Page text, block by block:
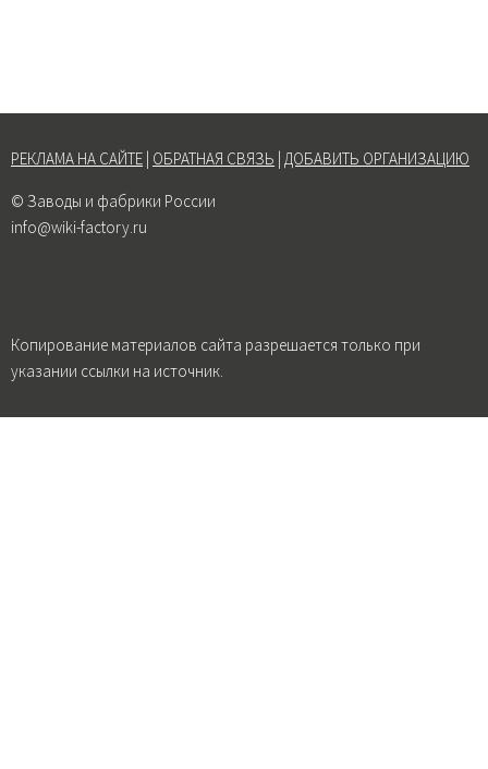
РЕКЛАМА НА САЙТЕ ОБРАТНАЯ СВЯЗЬ ДОБАВИТЬ ОРГАНИЗАЦИЮ
© Заводы и фабрики России
info@wiki-factory.ru
Копирование материалов сайта разрешается только при
указании ссылки на источник.